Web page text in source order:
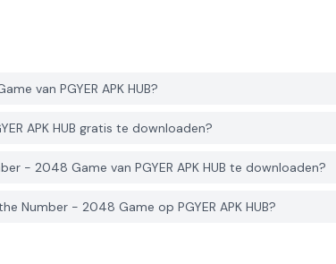
van PGYER APK HUB?
APK HUB gratis te downloaden?
- 2048 Game van PGYER APK HUB te downloaden?
Number - 2048 Game op PGYER APK HUB?